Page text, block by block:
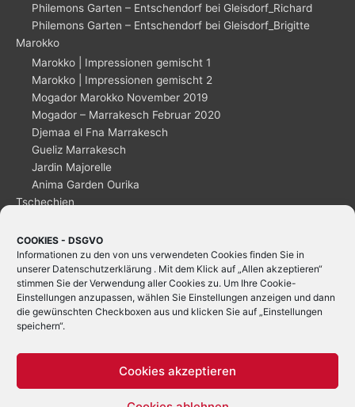
COOKIES - DSGVO
Informationen zu den von uns verwendeten Cookies finden Sie in
unserer Datenschutzerklärung . Mit dem Klick auf „Allen akzeptieren“
stimmen Sie der Verwendung aller Cookies zu. Um Ihre Cookie-
Einstellungen anzupassen, wählen Sie Einstellungen anzeigen und dann
die gewünschten Checkboxen aus und klicken Sie auf „Einstellungen
speichern“.
Cookies akzeptieren
Philemons Garten – Entschendorf bei Gleisdorf_Richard
Philemons Garten – Entschendorf bei Gleisdorf_Brigitte
Marokko
Marokko | Impressionen gemischt 1
Marokko | Impressionen gemischt 2
Mogador Marokko November 2019
Mogador – Marrakesch Februar 2020
Djemaa el Fna Marrakesch
Gueliz Marrakesch
Jardin Majorelle
Anima Garden Ourika
Tschechien
Dänemark
Kopenhagen